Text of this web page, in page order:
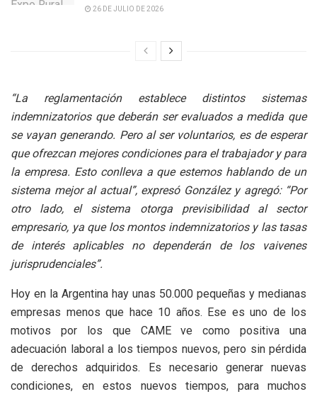
26 DE JULIO DE 2026
“La reglamentación establece distintos sistemas
indemnizatorios que deberán ser evaluados a medida que
se vayan generando. Pero al ser voluntarios, es de esperar
que ofrezcan mejores condiciones para el trabajador y para
la empresa. Esto conlleva a que estemos hablando de un
sistema mejor al actual”, expresó González y agregó: “Por
otro lado, el sistema otorga previsibilidad al sector
empresario, ya que los montos indemnizatorios y las tasas
de interés aplicables no dependerán de los vaivenes
jurisprudenciales”.
Hoy en la Argentina hay unas 50.000 pequeñas y medianas
empresas menos que hace 10 años. Ese es uno de los
motivos por los que CAME ve como positiva una
adecuación laboral a los tiempos nuevos, pero sin pérdida
de derechos adquiridos. Es necesario generar nuevas
condiciones, en estos nuevos tiempos, para muchos